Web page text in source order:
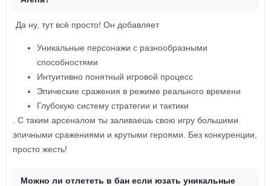
Да ну, тут всё просто! Он добавляет
Уникальные персонажи с разнообразными
способностями
Интуитивно понятный игровой процесс
Эпические сражения в режиме реального времени
Глубокую систему стратегии и тактики
. С таким арсеналом ты заливаешь свою игру большими
эпичными сражениями и крутыми героями. Без конкуренции,
просто жесть!
Можно ли отлететь в бан если юзать уникальные